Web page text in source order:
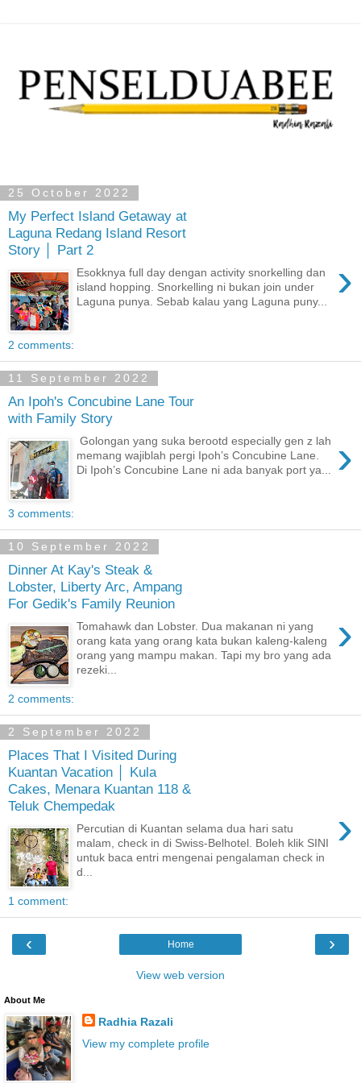
25 October 2022
My Perfect Island Getaway at
Laguna Redang Island Resort
Story │ Part 2
›
Esokknya full day dengan activity snorkelling dan
island hopping. Snorkelling ni bukan join under
Laguna punya. Sebab kalau yang Laguna puny...
2 comments:
11 September 2022
An Ipoh's Concubine Lane Tour
with Family Story
›
Golongan yang suka berootd especially gen z lah
memang wajiblah pergi Ipoh’s Concubine Lane.
Di Ipoh’s Concubine Lane ni ada banyak port ya...
3 comments:
10 September 2022
Dinner At Kay's Steak &
Lobster, Liberty Arc, Ampang
For Gedik's Family Reunion
›
Tomahawk dan Lobster. Dua makanan ni yang
orang kata yang orang kata bukan kaleng-kaleng
orang yang mampu makan. Tapi my bro yang ada
rezeki...
2 comments:
2 September 2022
Places That I Visited During
Kuantan Vacation │ Kula
Cakes, Menara Kuantan 118 &
Teluk Chempedak
›
Percutian di Kuantan selama dua hari satu
malam, check in di Swiss-Belhotel. Boleh klik SINI
untuk baca entri mengenai pengalaman check in
d...
1 comment:
‹ ›
Home
View web version
About Me
Radhia Razali
View my complete profile